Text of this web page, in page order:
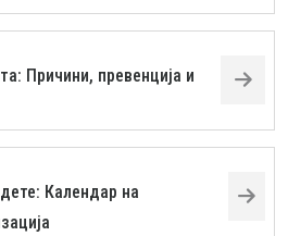
Причини, превенција и
Календар на